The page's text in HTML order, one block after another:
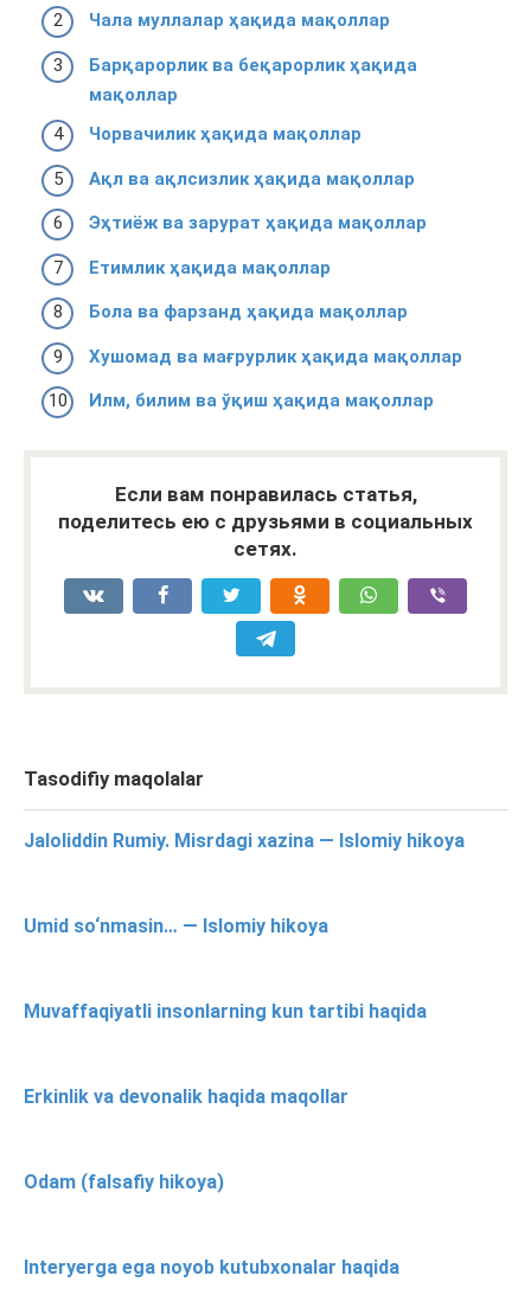
Чала муллалар ҳақида мақоллар
Барқарорлик ва беқарорлик ҳақида
мақоллар
Чорвачилик ҳақида мақоллар
Ақл ва ақлсизлик ҳақида мақоллар
Эҳтиёж ва зарурат ҳақида мақоллар
Етимлик ҳақида мақоллар
Бола ва фарзанд ҳақида мақоллар
Хушомад ва мағрурлик ҳақида мақоллар
Илм, билим ва ўқиш ҳақида мақоллар
Если вам понравилась статья,
поделитесь ею с друзьями в социальных
сетях.
Tasodifiy maqolalar
Jaloliddin Rumiy. Misrdagi xazina — Islomiy hikoya
Umid so‘nmasin… — Islomiy hikoya
Muvaffaqiyatli insonlarning kun tartibi haqida
Erkinlik va devonalik haqida maqollar
Odam (falsafiy hikoya)
Interyerga ega noyob kutubxonalar haqida